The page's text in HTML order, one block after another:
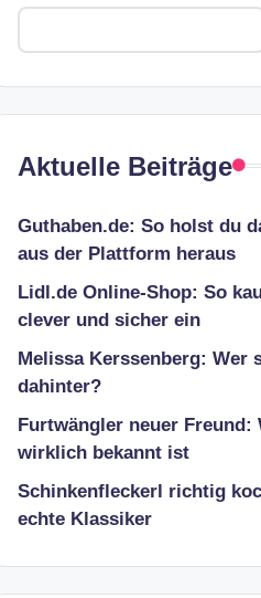
Aktuelle Beiträge
Guthaben.de: So holst du
aus der Plattform heraus
Lidl.de Online-Shop: So
clever und sicher ein
Melissa Kerssenberg: Wer
dahinter?
Furtwängler neuer Freund:
wirklich bekannt ist
Schinkenfleckerl richtig
echte Klassiker